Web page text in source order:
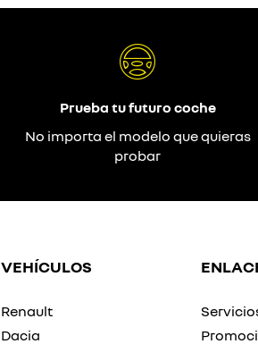
Prueba tu futuro coche
No importa el modelo que quieras
probar
VEHÍCULOS
Renault
Dacia